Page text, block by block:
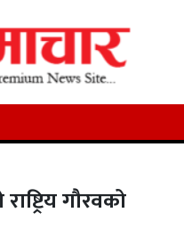
गौरवको